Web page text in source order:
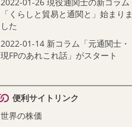
「くらしと貿易と通関と」始まりま
した
2022-01-14 新コラム「元通関士・
現FPのあれこれ話」がスタート
便利サイトリンク
世界の株価